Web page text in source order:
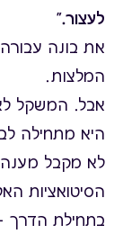
לעצור."
את בונה
המלצות.
אבל… המשקל
היא מתחילה
לא מקבל
הסיטואציות
בתחילת הדרך